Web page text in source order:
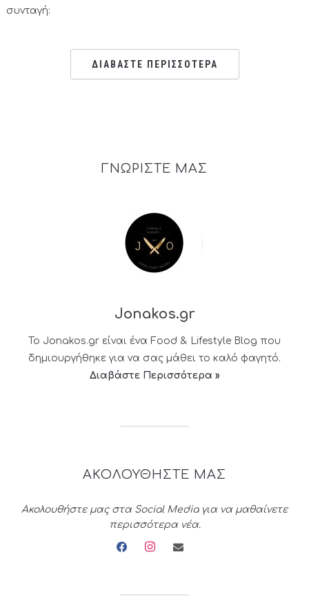
συνταγή:
ΔΙΑΒΑΣΤΕ ΠΕΡΙΣΣΟΤΕΡΑ
ΓΝΩΡΙΣΤΕ ΜΑΣ
Jonakos.gr
Το Jonakos.gr είναι ένα Food & Lifestyle Blog που
δημιουργήθηκε για να σας μάθει το καλό φαγητό.
Διαβάστε Περισσότερα »
ΑΚΟΛΟΥΘΗΣΤΕ ΜΑΣ
Ακολουθήστε μας στα Social Media για να μαθαίνετε
περισσότερα νέα.
facebookinstagramenvelope